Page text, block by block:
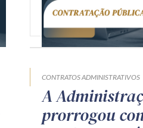
CONTRATOS ADMINISTRATIVOS
A
prorrogou